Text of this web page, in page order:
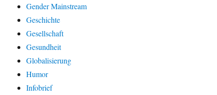
Gender Mainstream
Geschichte
Gesellschaft
Gesundheit
Globalisierung
Humor
Infobrief